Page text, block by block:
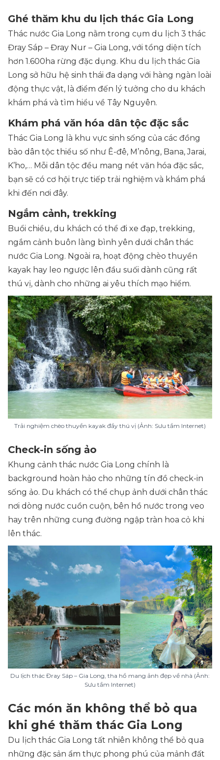
Ghé thăm khu du lịch thác Gia Long
Thác nước Gia Long nằm trong cụm du lịch 3 thác
Đray Sáp – Đray Nur – Gia Long, với tổng diện tích
hơn 1.600ha rừng đặc dụng. Khu du lịch thác Gia
Long sở hữu hệ sinh thái đa dạng với hàng ngàn loài
động thực vật, là điểm đến lý tưởng cho du khách
khám phá và tìm hiểu về Tây Nguyên.
Khám phá văn hóa dân tộc đặc sắc
Thác Gia Long là khu vực sinh sống của các đồng
bào dân tộc thiểu số như Ê-đê, M’nông, Bana, Jarai,
K’ho,… Mỗi dân tộc đều mang nét văn hóa đặc sắc,
bạn sẽ có cơ hội trực tiếp trải nghiệm và khám phá
khi đến nơi đây.
Ngắm cảnh, trekking
Buổi chiều, du khách có thể đi xe đạp, trekking,
ngắm cảnh buôn làng bình yên dưới chân thác
nước Gia Long. Ngoài ra, hoạt động chèo thuyền
kayak hay leo ngược lên đầu suối dành cũng rất
thú vị, dành cho những ai yêu thích mạo hiểm.
Trải nghiệm chèo thuyền kayak đầy thú vị (Ảnh: Sưu tầm Internet)
Check-in sống ảo
Khung cảnh thác nước Gia Long chính là
background hoàn hảo cho những tín đồ check-in
sống ảo. Du khách có thể chụp ảnh dưới chân thác
nơi dòng nước cuồn cuộn, bên hồ nước trong veo
hay trên những cung đường ngập tràn hoa cỏ khi
lên thác.
Du lịch thác Đray Sáp – Gia Long, tha hồ mang ảnh đẹp về nhà (Ảnh:
Sưu tầm Internet)
Các món ăn không thể bỏ qua
khi ghé thăm thác Gia Long
Du lịch thác Gia Long tất nhiên không thể bỏ qua
những đặc sản ẩm thực phong phú của mảnh đất